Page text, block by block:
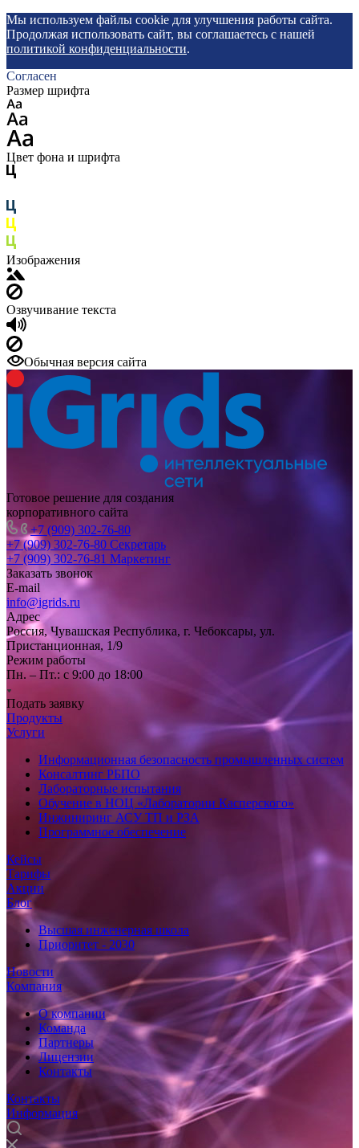
Мы используем файлы cookie для улучшения работы сайта.
Продолжая использовать сайт, вы соглашаетесь с нашей
политикой конфиденциальности.
Согласен
Размер шрифта
Цвет фона и шрифта
Изображения
Озвучивание текста
Обычная версия сайта
Готовое решение для создания
корпоративного сайта
+7 (909) 302-76-80
+7 (909) 302-76-80 Секретарь
+7 (909) 302-76-81 Маркетинг
Заказать звонок
E-mail
info@igrids.ru
Адрес
Россия, Чувашская Республика, г. Чебоксары, ул.
Пристанционная, 1/9
Режим работы
Пн. – Пт.: с 9:00 до 18:00
Подать заявку
Продукты
Услуги
Информационная безопасность промышленных систем
Консалтинг РБПО
Лабораторные испытания
Обучение в НОЦ «Лаборатории Касперского»
Инжиниринг АСУ ТП и РЗА
Программное обеспечение
Кейсы
Тарифы
Акции
Блог
Высшая инженерная школа
Приоритет - 2030
Новости
Компания
О компании
Команда
Партнеры
Лицензии
Контакты
Контакты
Информация